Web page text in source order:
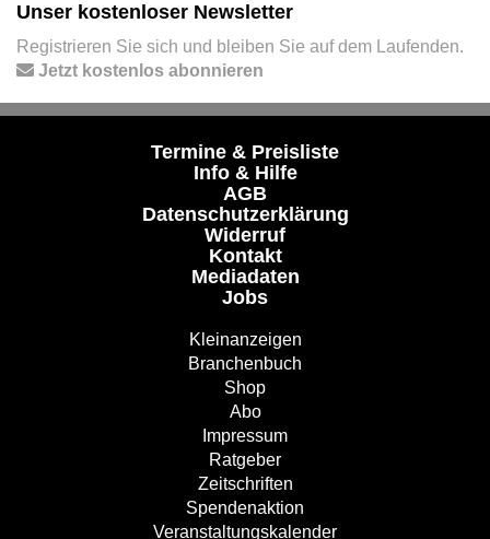
Unser kostenloser Newsletter
Registrieren Sie sich und bleiben Sie auf dem Laufenden.
Jetzt kostenlos abonnieren
Termine & Preisliste
Info & Hilfe
AGB
Datenschutzerklärung
Widerruf
Kontakt
Mediadaten
Jobs
Kleinanzeigen
Branchenbuch
Shop
Abo
Impressum
Ratgeber
Zeitschriften
Spendenaktion
Veranstaltungskalender